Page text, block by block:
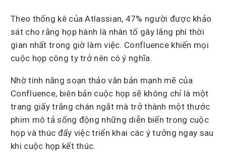
Theo thống kê của Atlassian, 47% người được khảo
sát cho rằng họp hành là nhân tố gây lãng phí thời
gian nhất trong giờ làm việc. Confluence khiến mọi
cuộc họp công ty trở nên có ý nghĩa.
Nhờ tính năng soạn thảo văn bản mạnh mẽ của
Confluence, biên bản cuộc họp sẽ không chỉ là một
trang giấy trắng chán ngắt mà trở thành một thước
phim mô tả sống động những diễn biến trong cuộc
họp và thúc đẩy việc triển khai các ý tưởng ngay sau
khi cuộc họp kết thúc.